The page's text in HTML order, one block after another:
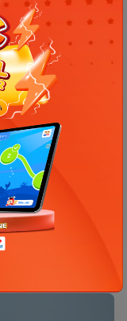
hậu quả cực
vấn đề
Nếu không
điều độ,...